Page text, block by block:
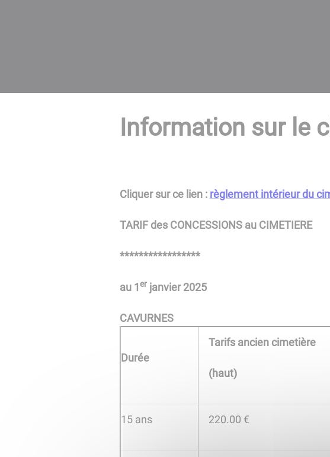
Information sur le
Cliquer sur ce lien : règlement intérieur du
TARIF des CONCESSIONS au CIMETIERE
*****************
au 1erjanvier 2025
CAVURNES
Durée
Tarifs ancien cimetière
(haut)
15 ans 220.00 €